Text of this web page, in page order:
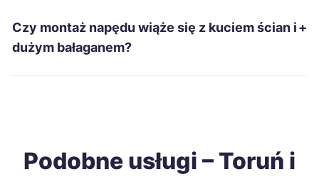
Nysa 276 zł
Czy montaż napędu wiąże się z kuciem ścian i
dużym bałaganem?
+
Podobne usługi – Toruń i